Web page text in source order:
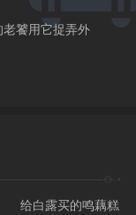
饕用它捉弄外
给白露买的鸣藕糕